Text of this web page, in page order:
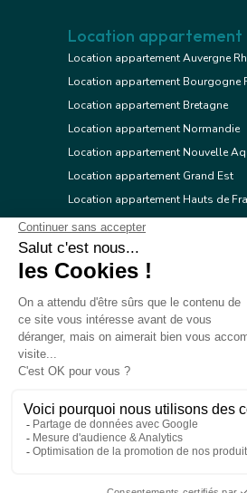
© 2026 Réseau immobilier
Location appartement
Location appartement Auvergne
Location appartement Bourgogne
Location appartement Bretagne
Location appartement Normandie
Location appartement Nouvelle
Location appartement Grand Est
Location appartement Hauts de
Location appartement Ile de France
Location appartement Centre Val
Location appartement Occitanie
Location appartement Provence
Location appartement Corse